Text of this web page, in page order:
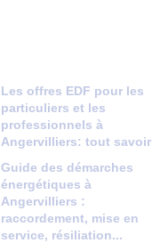
Les offres EDF pour les
particuliers et les
professionnels à
Angervilliers: tout savoir
Guide des démarches
énergétiques à
Angervilliers :
raccordement, mise en
service, résiliation...